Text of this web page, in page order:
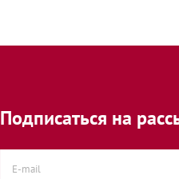
Подписаться на